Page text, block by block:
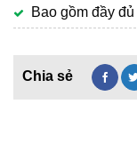
Bao gồm đầy